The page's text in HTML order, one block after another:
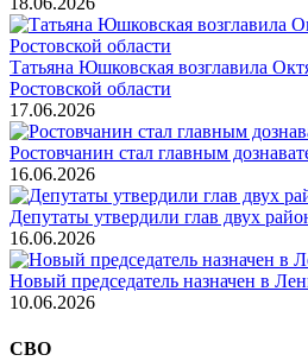
Татьяна Юшковская возглавила
Ростовской области
17.06.2026
Ростовчанин стал главным
16.06.2026
Депутаты утвердили глав двух
16.06.2026
Новый председатель назначен в
10.06.2026
СВО